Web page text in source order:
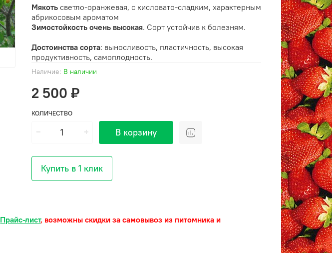
Наличие: В наличии
2 500 ₽
КОЛИЧЕСТВО
В корзину
Купить в 1 клик
Мякоть светло-оранжевая, с кисловато-сладким, характерным
абрикосовым ароматом
Зимостойкость очень высокая. Сорт устойчив к болезням.
Достоинства сорта: выносливость, пластичность, высокая
продуктивность, самоплодность.
Прайс-лист, возможны скидки за самовывоз из питомника и